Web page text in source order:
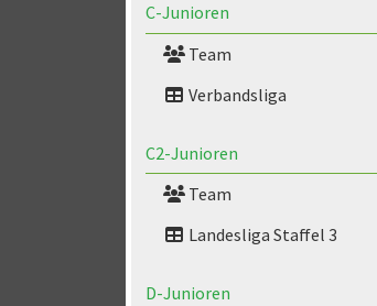
C-Junioren
Team
Verbandsliga
C2-Junioren
Team
Landesliga Staffel 3
D-Junioren